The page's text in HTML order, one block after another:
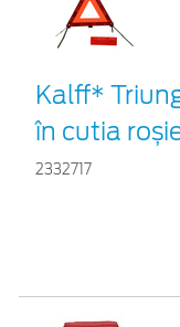
Kalff*
în cutia
2332717